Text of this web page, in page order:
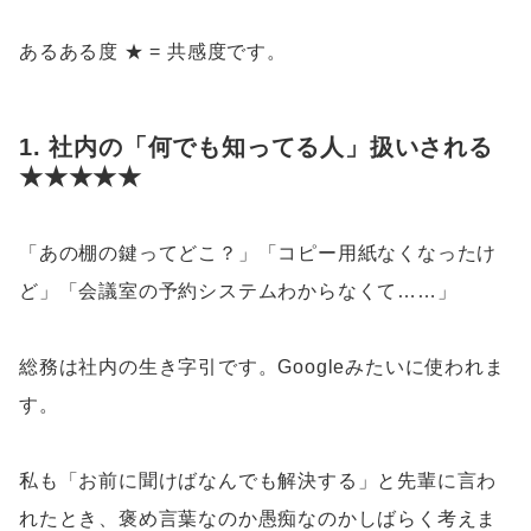
あるある度 ★ = 共感度です。
1. 社内の「何でも知ってる人」扱いされる
★★★★★
「あの棚の鍵ってどこ？」「コピー用紙なくなったけ
ど」「会議室の予約システムわからなくて……」
総務は社内の生き字引です。Googleみたいに使われま
す。
私も「お前に聞けばなんでも解決する」と先輩に言わ
れたとき、褒め言葉なのか愚痴なのかしばらく考えま